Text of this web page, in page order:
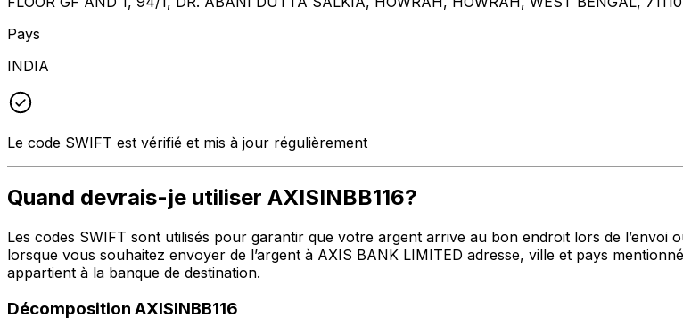
Pays
INDIA
Le code SWIFT est vérifié et mis à jour régulièrement
Quand devrais-je utiliser AXISINBB116?
Les codes SWIFT sont utilisés pour garantir que votre argent arrive au bon endroit lors de l’envoi
lorsque vous souhaitez envoyer de l’argent à AXIS BANK LIMITED adresse, ville et pays
appartient à la banque de destination.
Décomposition AXISINBB116